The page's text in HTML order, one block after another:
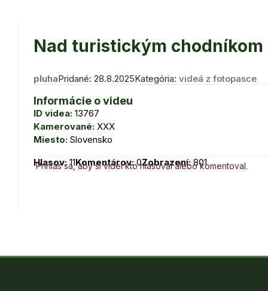
Nad turistickým chodníkom
pluhaPridané: 28.8.2025Kategória: videá z fotopasce
Informácie o videu
ID videa: 13767
Kamerované: XXX
Miesto: Slovensko
Hlasov:11Komentárov:0Zobrazení:801
Prihlás sa, aby si videl kto hlasoval alebo komentoval.